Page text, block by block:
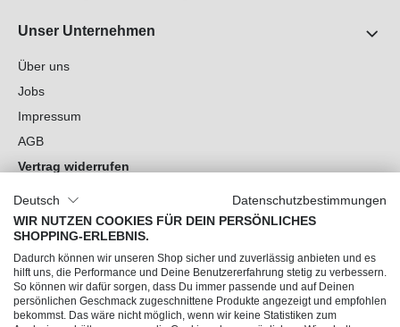
Unser Unternehmen
Über uns
Jobs
Impressum
AGB
Vertrag widerrufen
Cookie-Einstellungen
Du hast Fragen?
Unsere Socials
Deutsch
Datenschutzbestimmungen
WIR NUTZEN COOKIES FÜR DEIN PERSÖNLICHES
SHOPPING-ERLEBNIS.
Dadurch können wir unseren Shop sicher und zuverlässig anbieten und es
hilft uns, die Performance und Deine Benutzererfahrung stetig zu verbessern.
So können wir dafür sorgen, dass Du immer passende und auf Deinen
persönlichen Geschmack zugeschnittene Produkte angezeigt und empfohlen
bekommst. Das wäre nicht möglich, wenn wir keine Statistiken zum